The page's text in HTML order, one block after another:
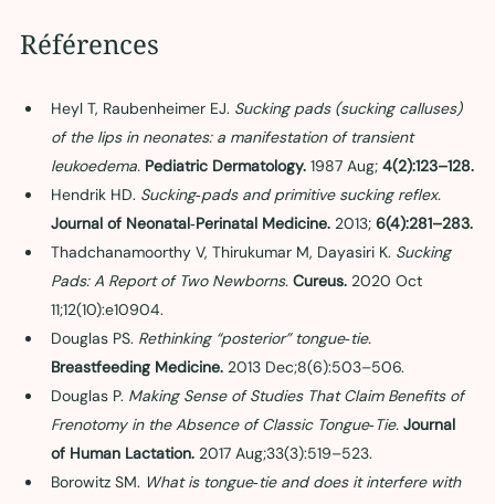
Références
Heyl T, Raubenheimer EJ. Sucking pads (sucking calluses)
of the lips in neonates: a manifestation of transient
leukoedema. Pediatric Dermatology. 1987 Aug; 4(2):123–128.
Hendrik HD. Sucking‑pads and primitive sucking reflex.
Journal of Neonatal‑Perinatal Medicine. 2013; 6(4):281–283.
Thadchanamoorthy V, Thirukumar M, Dayasiri K. Sucking
Pads: A Report of Two Newborns. Cureus. 2020 Oct
11;12(10):e10904.
Douglas PS. Rethinking “posterior” tongue‑tie.
Breastfeeding Medicine. 2013 Dec;8(6):503–506.
Douglas P. Making Sense of Studies That Claim Benefits of
Frenotomy in the Absence of Classic Tongue‑Tie. Journal
of Human Lactation. 2017 Aug;33(3):519–523.
Borowitz SM. What is tongue‑tie and does it interfere with